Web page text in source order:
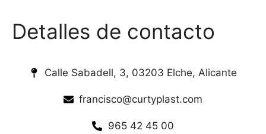
Detalles de contacto
Calle Sabadell, 3, 03203 Elche, Alicante
francisco@curtyplast.com
965 42 45 00